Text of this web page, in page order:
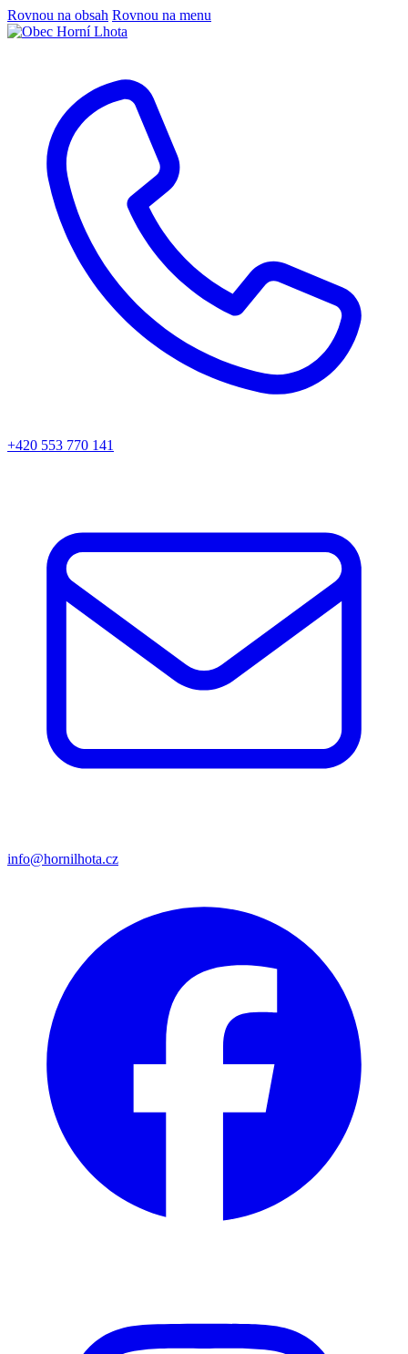
Rovnou na obsah Rovnou na menu
+420 553 770 141
info@hornilhota.cz